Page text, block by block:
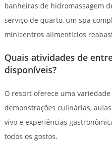
banheiras de hidromassagem
serviço de quarto, um spa
minicentros alimentícios
Quais atividades de
disponíveis?
O resort oferece uma
demonstrações culinárias,
vivo e experiências
todos os gostos.